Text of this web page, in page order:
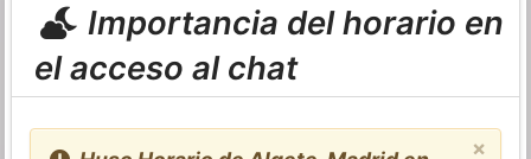
Importancia del horario en
el acceso al chat
×